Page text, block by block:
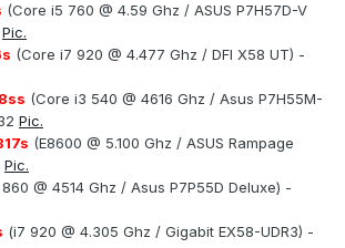
(Core i5 760 @ 4.59 Ghz / ASUS P7H57D-V
Pic.
(Core i7 920 @ 4.477 Ghz / DFI X58 UT) -
(Core i3 540 @ 4616 Ghz / Asus P7H55M-
Pic.
(E8600 @ 5.100 Ghz / ASUS Rampage
Pic.
@ 4514 Ghz / Asus P7P55D Deluxe) -
(i7 920 @ 4.305 Ghz / Gigabit EX58-UDR3) -